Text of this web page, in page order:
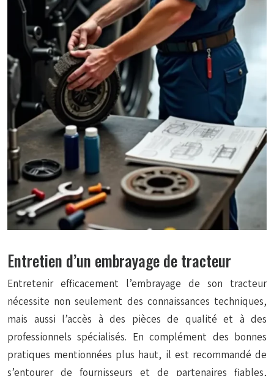
Entretien d’un embrayage de tracteur
Entretenir efficacement l’embrayage de son tracteur
nécessite non seulement des connaissances techniques,
mais aussi l’accès à des pièces de qualité et à des
professionnels spécialisés. En complément des bonnes
pratiques mentionnées plus haut, il est recommandé de
s’entourer de fournisseurs et de partenaires fiables,